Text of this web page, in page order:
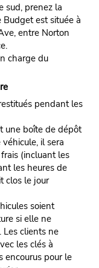
sud, prenez la
Budget est située à
entre Norton
charge du
pendant les
une boîte de dépôt
il sera
(incluant les
les heures de
clos le jour
soient
si elle ne
Les clients ne
les clés à
encourus pour le